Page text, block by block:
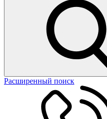
Расширенный поиск